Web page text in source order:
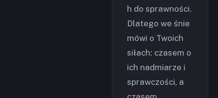
h do sprawności.
Dlatego we śnie
mówi o Twoich
siłach: czasem o
ich nadmiarze i
sprawczości, a